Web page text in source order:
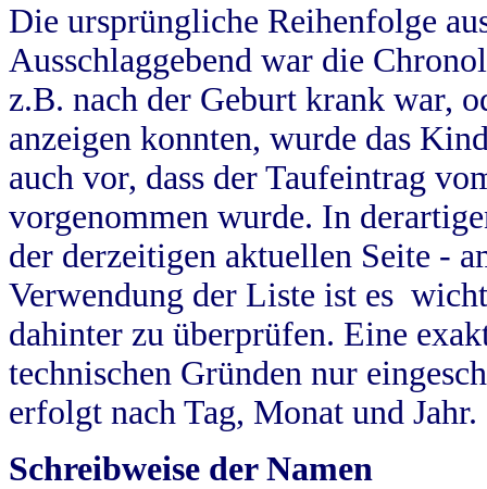
Die ursprüngliche Reihenfolge
Ausschlaggebend war die
z.B. nach der Geburt krank war,
anzeigen konnten, wurde das
auch vor, dass der Taufeintrag
vorgenommen wurde. In
der derzeitigen aktuellen Seite -
Verwendung der Liste ist es
dahinter zu überprüfen. Eine
technischen Gründen nur
erfolgt nach Tag, Monat und Jahr.
Schreibweise der Namen